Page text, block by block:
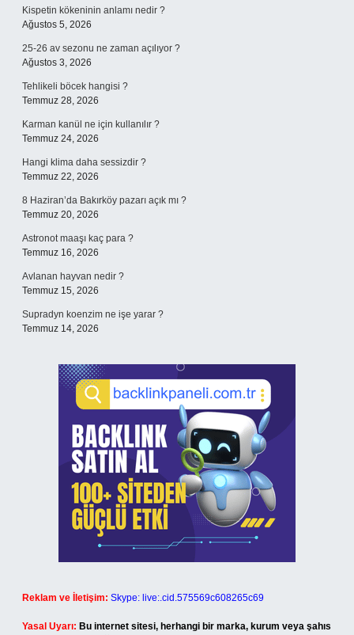
Kispetin kökeninin anlamı nedir ?
Ağustos 5, 2026
25-26 av sezonu ne zaman açılıyor ?
Ağustos 3, 2026
Tehlikeli böcek hangisi ?
Temmuz 28, 2026
Karman kanül ne için kullanılır ?
Temmuz 24, 2026
Hangi klima daha sessizdir ?
Temmuz 22, 2026
8 Haziran’da Bakırköy pazarı açık mı ?
Temmuz 20, 2026
Astronot maaşı kaç para ?
Temmuz 16, 2026
Avlanan hayvan nedir ?
Temmuz 15, 2026
Supradyn koenzim ne işe yarar ?
Temmuz 14, 2026
Reklam ve İletişim: Skype: live:.cid.575569c608265c69
Yasal Uyarı: Bu internet sitesi, herhangi bir marka, kurum veya şahıs